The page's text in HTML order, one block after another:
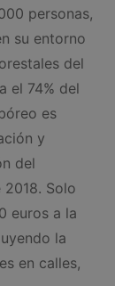
personas,
su entorno
del
el 74% del
es
y
del
Solo
euros a la
la
en calles,